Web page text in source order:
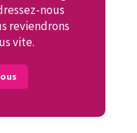
nous
reviendrons
vite.